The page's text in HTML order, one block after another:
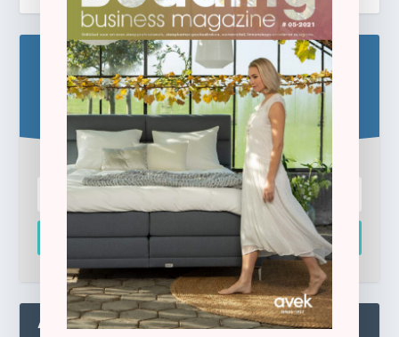
Blijf op de hoogte!
Schrijf u hier in voor de gratis e-newsletter.
Inschrijven
ADMIN